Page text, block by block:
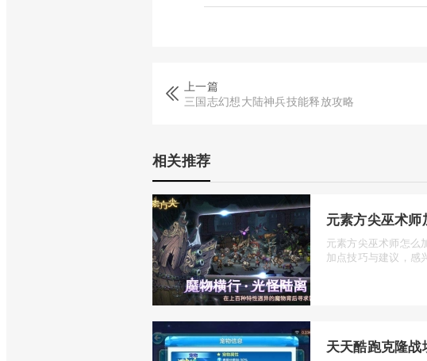
上一篇
三国志幻想大陆神兵技能释放攻略
相关推荐
元素方尖巫术
元素方尖巫术师怎么
加点技巧与建议，感
天天酷跑克隆